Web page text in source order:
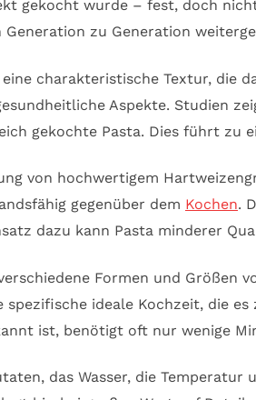
gekocht wurde – fest, doch
Generation zu Generation
charakteristische Textur, die
Aspekte. Studien
gekochte Pasta. Dies führt zu
von hochwertigem
gegenüber dem Kochen.
dazu kann Pasta minderer
Formen und Größen
spezifische ideale Kochzeit, die
ist, benötigt oft nur wenige
das Wasser, die